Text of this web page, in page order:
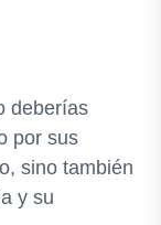
deberías
por sus
sino también
y su